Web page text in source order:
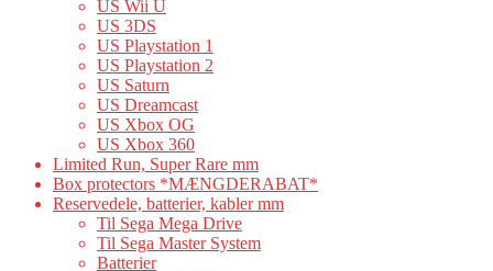
US Wii U
US 3DS
US Playstation 1
US Playstation 2
US Saturn
US Dreamcast
US Xbox OG
US Xbox 360
Limited Run, Super Rare mm
Box protectors *MÆNGDERABAT*
Reservedele, batterier, kabler mm
Til Sega Mega Drive
Til Sega Master System
Batterier